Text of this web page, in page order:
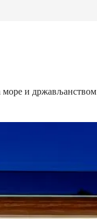
море и држављанством